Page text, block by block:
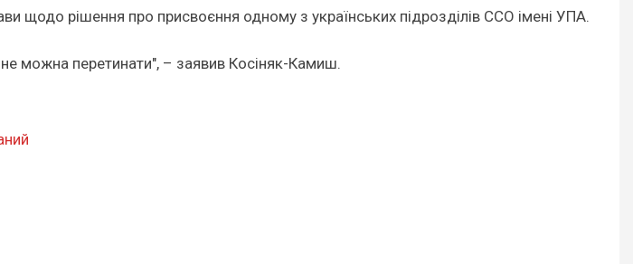
щодо рішення про присвоєння одному з українських підрозділів ССО імені УПА.
не можна перетинати", – заявив Косіняк-Камиш.